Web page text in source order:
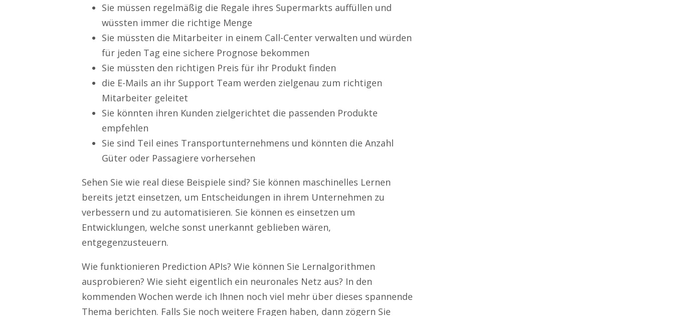
Sie müssen regelmäßig die Regale ihres Supermarkts auffüllen und
wüssten immer die richtige Menge
Sie müssten die Mitarbeiter in einem Call-Center verwalten und würden
für jeden Tag eine sichere Prognose bekommen
Sie müssten den richtigen Preis für ihr Produkt finden
die E-Mails an ihr Support Team werden zielgenau zum richtigen
Mitarbeiter geleitet
Sie könnten ihren Kunden zielgerichtet die passenden Produkte
empfehlen
Sie sind Teil eines Transportunternehmens und könnten die Anzahl
Güter oder Passagiere vorhersehen
Sehen Sie wie real diese Beispiele sind? Sie können maschinelles Lernen
bereits jetzt einsetzen, um Entscheidungen in ihrem Unternehmen zu
verbessern und zu automatisieren. Sie können es einsetzen um
Entwicklungen, welche sonst unerkannt geblieben wären,
entgegenzusteuern.
Wie funktionieren Prediction APIs? Wie können Sie Lernalgorithmen
ausprobieren? Wie sieht eigentlich ein neuronales Netz aus? In den
kommenden Wochen werde ich Ihnen noch viel mehr über dieses spannende
Thema berichten. Falls Sie noch weitere Fragen haben, dann zögern Sie